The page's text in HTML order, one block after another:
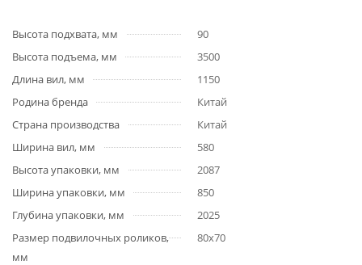
Высота подхвата, мм
90
Высота подъема, мм
3500
Длина вил, мм
1150
Родина бренда
Китай
Страна производства
Китай
Ширина вил, мм
580
Высота упаковки, мм
2087
Ширина упаковки, мм
850
Глубина упаковки, мм
2025
Размер подвилочных роликов,
мм
80х70